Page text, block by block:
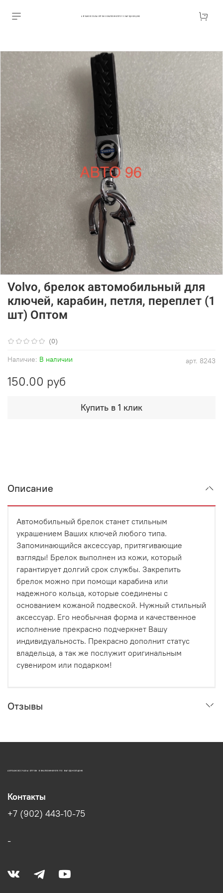
АВТОАКСЕССУАРЫ ОПТОМ В ЕКАТЕРИНБУРГЕ ПО ВЫГОДНОЙ ЦЕНЕ
(0)
арт. 8243
Наличие: В наличии
Volvo, брелок автомобильный для
ключей, карабин, петля, переплет (1
шт) Оптом
150.00 руб
Купить в 1 клик
Описание
Автомобильный брелок станет стильным
украшением Ваших ключей любого типа.
Запоминающийся аксессуар, притягивающие
взгляды! Брелок выполнен из кожи, который
гарантирует долгий срок службы. Закрепить
брелок можно при помощи карабина или
надежного кольца, которые соединены с
основанием кожаной подвеской. Нужный стильный
аксессуар. Его необычная форма и качественное
исполнение прекрасно подчеркнет Вашу
индивидуальность. Прекрасно дополнит статус
владельца, а так же послужит оригинальным
сувениром или подарком!
Отзывы
АВТОАКСЕССУАРЫ ОПТОМ В ЕКАТЕРИНБУРГЕ ПО ВЫГОДНОЙ ЦЕНЕ
Контакты
+7 (902) 443-10-75
-